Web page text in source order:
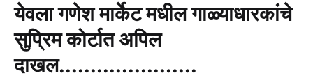
येवला गणेश मार्केट मधील गाळ्याधारकांचे
सुप्रिम कोर्टात अपिल
दाखल......................